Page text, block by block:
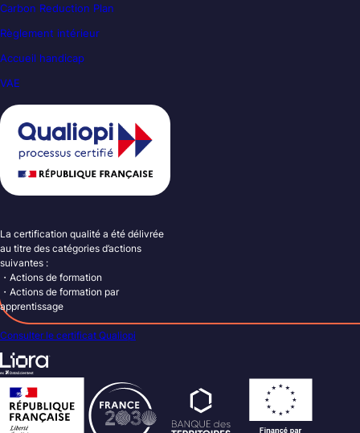
Carbon Reduction Plan
Règlement intérieur
Accueil handicap
VAE
La certification qualité a été délivrée
au titre des catégories d’actions
suivantes :
・Actions de formation
・Actions de formation par
apprentissage
Consulter le certificat Qualiopi